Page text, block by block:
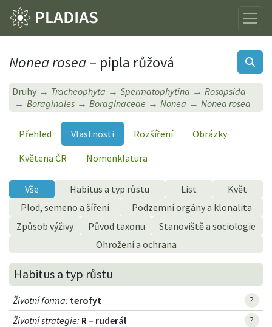
Nonea rosea– pipla růžová
Druhy Tracheophyta Spermatophytina
Rosopsida
Boraginales
Boraginaceae Nonea Nonea rosea
Přehled Vlastnosti Rozšíření
Obrázky
Květena ČR
Nomenklatura
Vše Habitus a typ růstu List
Květ
Plod, semeno a šíření
Podzemní orgány a klonalita
Způsob výživy
Původ taxonu
Stanoviště a sociologie
Ohrožení a ochrana
Habitus a typ růstu
Životní forma: terofyt
?
Životní strategie: R – ruderál ?